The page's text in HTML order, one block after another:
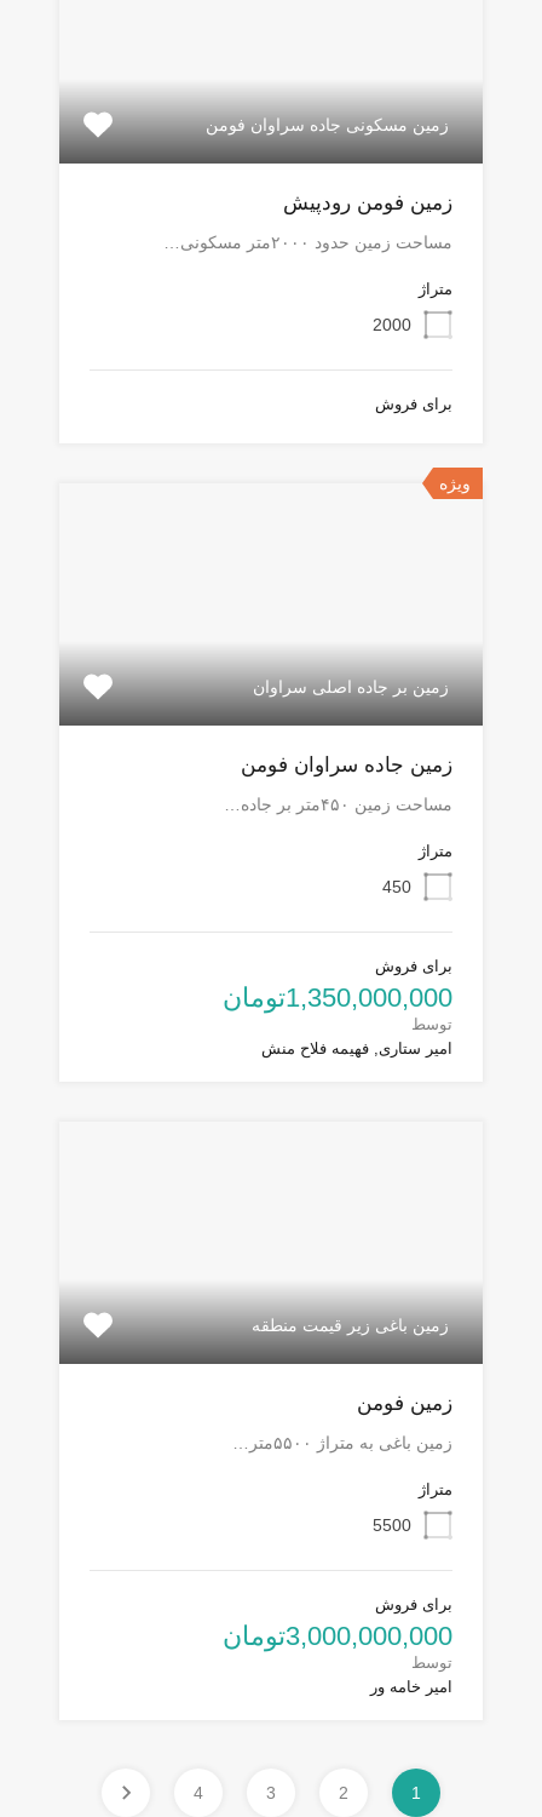
زمین مسکونی جاده سراوان فومن
زمین فومن رودپیش
مساحت زمین حدود ۲۰۰۰متر مسکونی…
متراژ
2000
برای فروش
ویژه
زمین بر جاده اصلی سراوان
زمین جاده سراوان فومن
مساحت زمین ۴۵۰متر بر جاده…
متراژ
450
برای فروش
1,350,000,000تومان
توسط
امیر ستاری, فهیمه فلاح منش
زمین باغی زیر قیمت منطقه
زمین فومن
زمین باغی به متراژ ۵۵۰۰متر…
متراژ
5500
برای فروش
3,000,000,000تومان
توسط
امیر خامه ور
1
2
3
4